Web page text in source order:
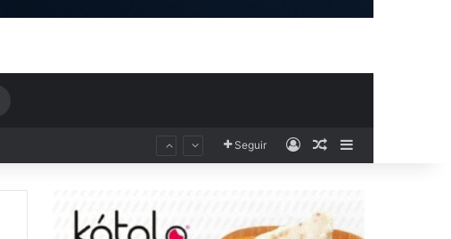
Seguir AccesoPublicación al